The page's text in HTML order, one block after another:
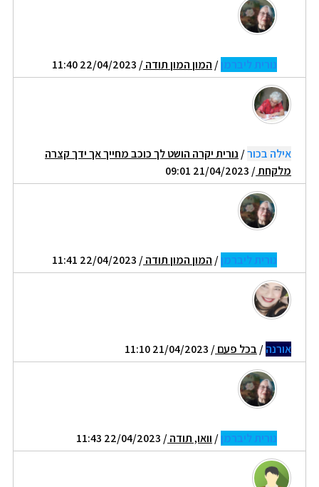
נורית ליברמן/ המון המון תודה/ 22/04/2023 11:40
אילה בכור/ נורית יקרה הושט לך כוכב מחייך אך ידך קצרה
מלקחת/ 21/04/2023 09:01
נורית ליברמן/ המון המון תודה/ 22/04/2023 11:41
אורנה/ בכל פעם/ 21/04/2023 11:10
נורית ליברמן/ וואו, תודה/ 22/04/2023 11:43